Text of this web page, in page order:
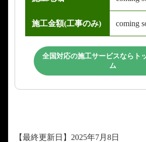
施工金額(工事のみ) coming
全国対応の施工サービスならト
ム
【最終更新日】2025年7月8日